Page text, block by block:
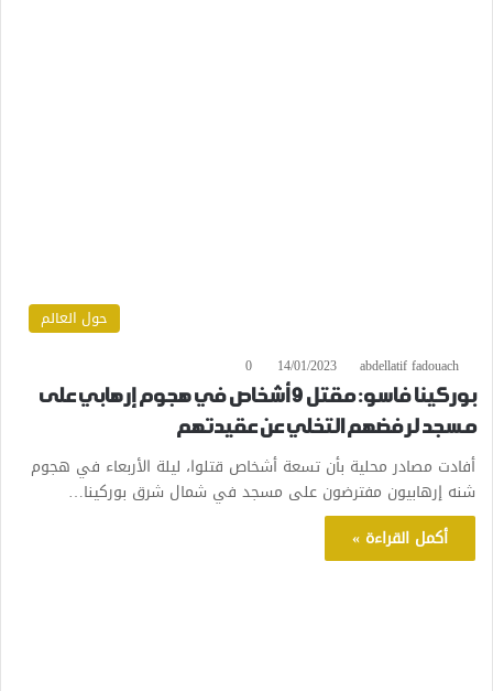
حول العالم
abdellatif fadouach
14/01/2023
0
بوركينا فاسو: مقتل 9 أشخاص في هجوم إرهابي على
مسجد لرفضهم التخلي عن عقيدتهم
أفادت مصادر محلية بأن تسعة أشخاص قتلوا، ليلة الأربعاء في هجوم
شنه إرهابيون مفترضون على مسجد في شمال شرق بوركينا…
أكمل القراءة »